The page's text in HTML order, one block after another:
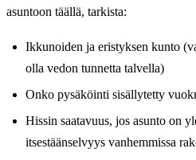
asuntoon täällä, tarkista:
Ikkunoiden ja eristyksen kunto
olla vedon tunnetta talvella)
Onko pysäköinti sisällytetty
Hissin saatavuus, jos asunto on
itsestäänselvyys vanhemmissa